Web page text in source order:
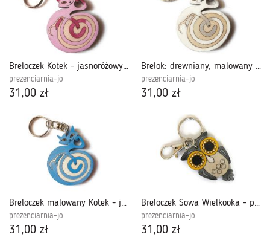
Breloczek Kotek - jasnoróżowy +
prezenciarnia-jo
31,00 zł
Brelok: drewniany, malowany Kotek - biały +
prezenciarnia-jo
31,00 zł
Breloczek malowany Kotek - jasnoniebieski +
prezenciarnia-jo
31,00 zł
Breloczek Sowa Wielkooka - popielata
prezenciarnia-jo
31,00 zł